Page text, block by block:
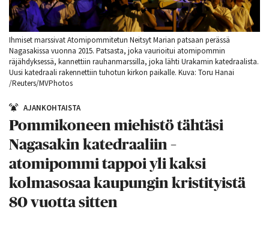
Ihmiset marssivat Atomipommitetun Neitsyt Marian patsaan perässä
Nagasakissa vuonna 2015. Patsasta, joka vaurioitui atomipommin
räjähdyksessä, kannettiin rauhanmarssilla, joka lähti Urakamin katedraalista.
Uusi katedraali rakennettiin tuhotun kirkon paikalle. Kuva: Toru Hanai
/Reuters/MVPhotos
AJANKOHTAISTA
Pommikoneen miehistö tähtäsi
Nagasakin katedraaliin –
atomipommi tappoi yli kaksi
kolmasosaa kaupungin kristityistä
80 vuotta sitten